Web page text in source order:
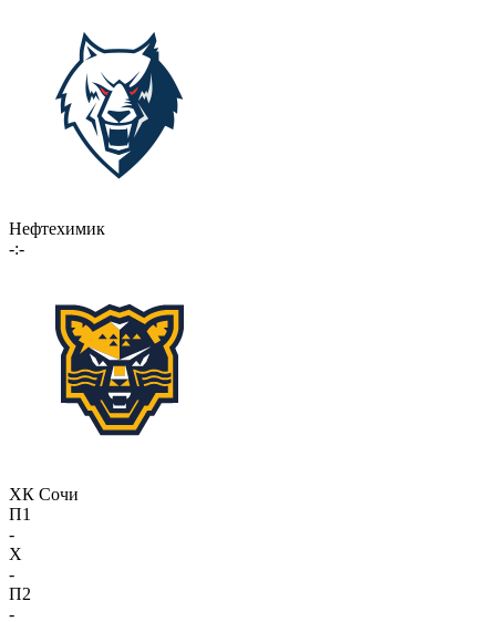
Нефтехимик
-:-
ХК Сочи
П1
-
X
-
П2
-